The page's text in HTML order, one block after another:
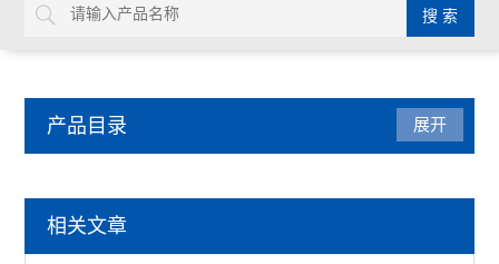
产品目录 展开
相关文章